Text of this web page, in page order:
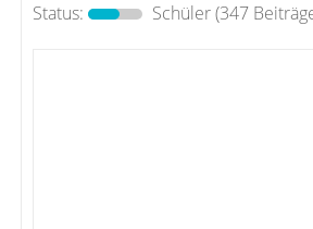
Status:
Schüler(347